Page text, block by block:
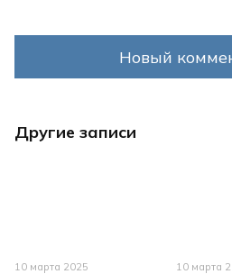
Новый
Другие записи
10 марта 2025 10 марта